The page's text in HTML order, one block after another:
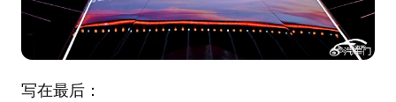
写在最后：